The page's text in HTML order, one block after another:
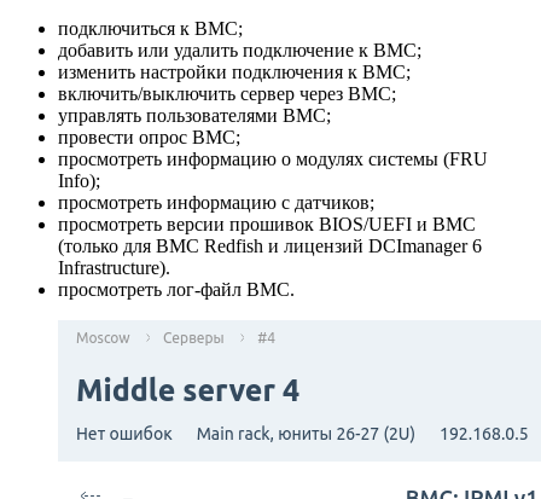
подключиться к BMC;
добавить или удалить подключение к BMC;
изменить настройки подключения к BMC;
включить/выключить сервер через BMC;
управлять пользователями BMC;
провести опрос BMC;
просмотреть информацию о модулях системы (FRU
Info);
просмотреть информацию с датчиков;
просмотреть версии прошивок BIOS/UEFI и BMC
(только для BMC Redfish и лицензий DCImanager 6
Infrastructure).
просмотреть лог-файл BMC.